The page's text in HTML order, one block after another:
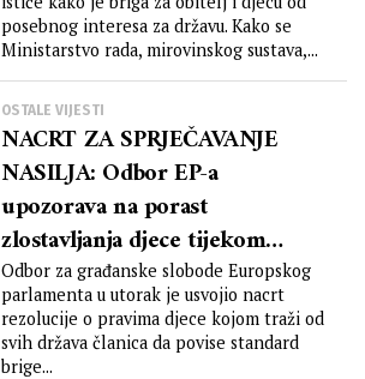
(SDP): Sustav socijalne skrbi
puca po šavovima, tražimo
promptnu reakciju Vlade
posebnog interesa za državu. Kako se
Ministarstvo rada, mirovinskog sustava,...
OSTALE VIJESTI
NACRT ZA SPRJEČAVANJE
NASILJA: Odbor EP-a
upozorava na porast
zlostavljanja djece tijekom
pandemije
Odbor za građanske slobode Europskog
parlamenta u utorak je usvojio nacrt
rezolucije o pravima djece kojom traži od
svih država članica da povise standard
brige...